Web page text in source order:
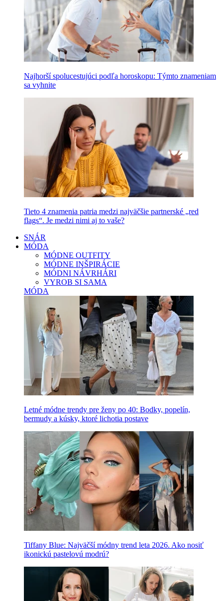
Najhorší spolucestujúci podľa horoskopu: Týmto znameniam
sa vyhnite
Tieto 4 znamenia patria medzi najväčšie partnerské „red
flags“. Je medzi nimi aj to vaše?
SNÁR
MÓDA
MÓDNE OUTFITY
MÓDNE INŠPIRÁCIE
MÓDNI NÁVRHÁRI
VYROB SI SAMA
MÓDA
Letné módne trendy pre ženy po 40: Bodky, popelín,
bermudy a kúsky, ktoré lichotia postave
Tiffany Blue: Najväčší módny trend leta 2026. Ako nosiť
ikonickú pastelovú modrú?